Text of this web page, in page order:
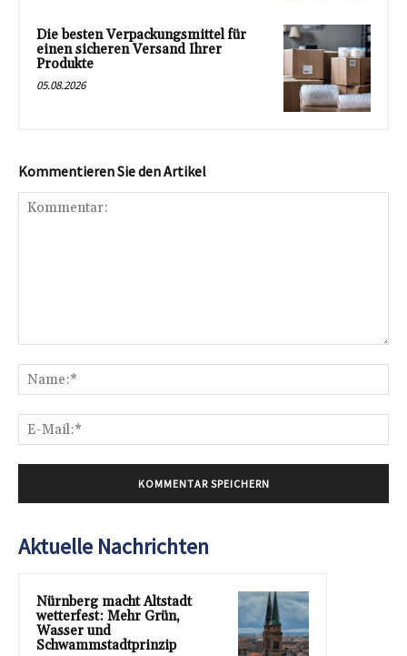
Die besten Verpackungsmittel für
einen sicheren Versand Ihrer
Produkte
05.08.2026
Kommentieren Sie den Artikel
Aktuelle Nachrichten
Nürnberg macht Altstadt
wetterfest: Mehr Grün,
Wasser und
Schwammstadtprinzip